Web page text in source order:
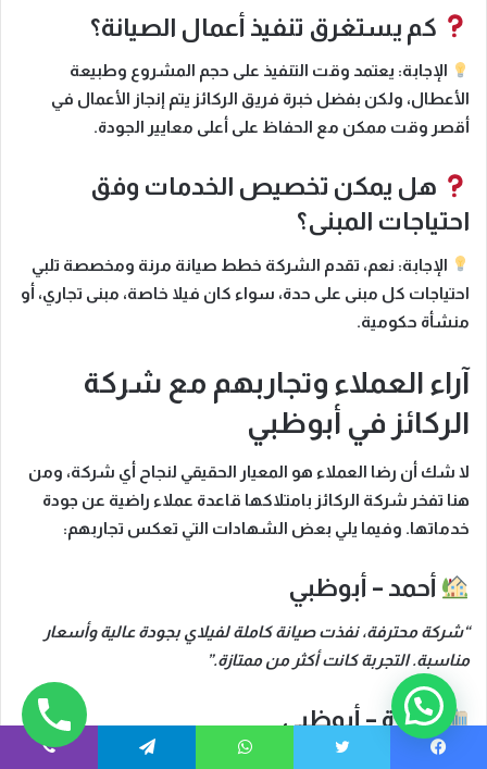
كم يستغرق تنفيذ أعمال الصيانة؟
الإجابة: يعتمد وقت التنفيذ على حجم المشروع وطبيعة
الأعطال، ولكن بفضل خبرة فريق الركائز يتم إنجاز الأعمال في
أقصر وقت ممكن مع الحفاظ على أعلى معايير الجودة.
هل يمكن تخصيص الخدمات وفق
احتياجات المبنى؟
الإجابة: نعم، تقدم الشركة خطط صيانة مرنة ومخصصة تلبي
احتياجات كل مبنى على حدة، سواء كان فيلا خاصة، مبنى تجاري، أو
منشأة حكومية.
آراء العملاء وتجاربهم مع شركة
الركائز في أبوظبي
لا شك أن رضا العملاء هو المعيار الحقيقي لنجاح أي شركة، ومن
هنا تفخر شركة الركائز بامتلاكها قاعدة عملاء راضية عن جودة
خدماتها. وفيما يلي بعض الشهادات التي تعكس تجاربهم:
أحمد – أبوظبي
“شركة محترفة، نفذت صيانة كاملة لفيلاي بجودة عالية وأسعار
مناسبة. التجربة كانت أكثر من ممتازة.”
سارة – أبوظبي
هل تحتاج لمساعدة؟